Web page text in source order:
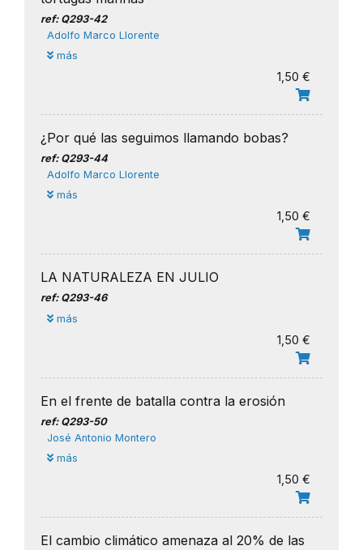
ref: Q293-42
Adolfo Marco Llorente
más
1,50 €
¿Por qué las seguimos llamando bobas?
ref: Q293-44
Adolfo Marco Llorente
más
1,50 €
LA NATURALEZA EN JULIO
ref: Q293-46
más
1,50 €
En el frente de batalla contra la erosión
ref: Q293-50
José Antonio Montero
más
1,50 €
El cambio climático amenaza al 20% de las